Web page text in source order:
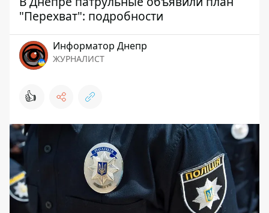
"Перехват": подробности
Информатор Днепр
ЖУРНАЛИСТ
👍